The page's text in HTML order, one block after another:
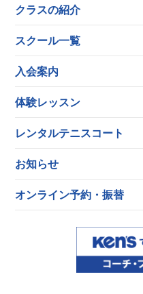
クラスの紹介
スクール一覧
入会案内
体験レッスン
レンタルテニスコート
お知らせ
オンライン予約・振替